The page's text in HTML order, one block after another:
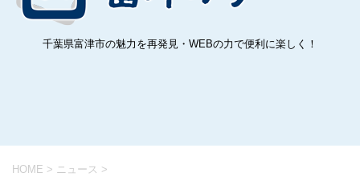
千葉県富津市の魅力を再発見・WEBの力で便利に楽しく！
HOME > ニュース >